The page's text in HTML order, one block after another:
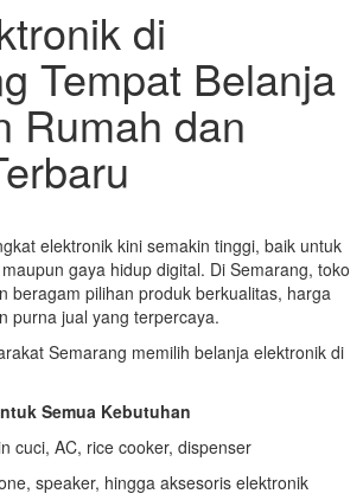
di
Tempat Belanja
Rumah dan
elektronik kini semakin tinggi, baik untuk
gaya hidup digital. Di Semarang, toko
beragam pilihan produk berkualitas, harga
purna jual yang terpercaya.
Semarang memilih belanja elektronik di
Semua Kebutuhan
cuci, AC, rice cooker, dispenser
speaker, hingga aksesoris elektronik